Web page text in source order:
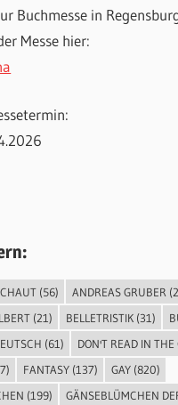
Buchmesse in
Messe hier:
(56) ANDREAS GRUBER
(21) BELLETRISTIK(31)
(61) DON'T READ IN THE
FANTASY(137) GAY(820)
(199) GÄNSEBLÜMCHEN